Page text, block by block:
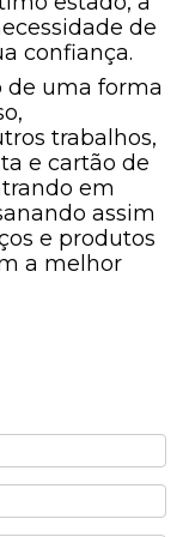
de
confiança.
de uma forma
trabalhos,
e cartão de
em
assim
e produtos
a melhor